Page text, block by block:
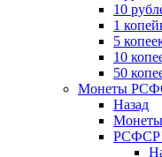
10
1
5
10
50
Монеты
Назад
РСФСР